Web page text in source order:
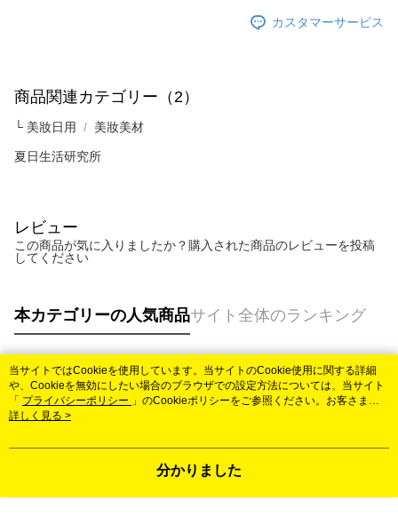
カスタマーサービス
商品関連カテゴリー（2）
└ 美妝日用 美妝美材
夏日生活研究所
レビュー
この商品が気に入りましたか？購入された商品のレビューを投稿
してください
本カテゴリーの人気商品サイト全体のランキング
人気タグ
当サイトではCookieを使用しています。当サイトのCookie使用に関する詳細
や、Cookieを無効にしたい場合のブラウザでの設定方法については、当サイト
「 プライバシーポリシー 」のCookieポリシーをご参照ください。お客さま
が、当サイトを引き続き使用される場合、当社がサイト利用規約のCookieポリ
詳しく見る >
分かりました